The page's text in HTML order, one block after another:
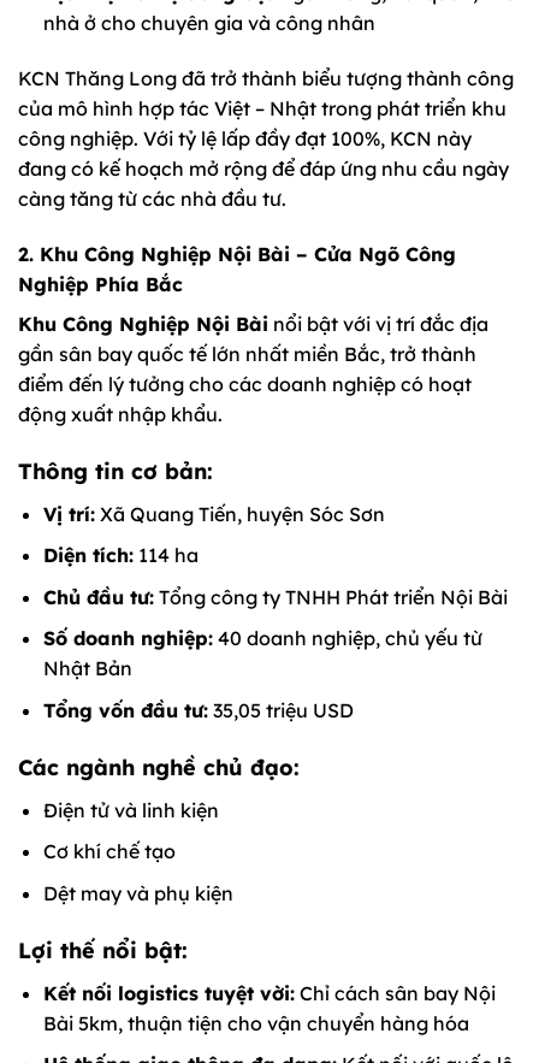
nhà ở cho chuyên gia và công nhân
KCN Thăng Long đã trở thành biểu tượng thành công
của mô hình hợp tác Việt – Nhật trong phát triển khu
công nghiệp. Với tỷ lệ lấp đầy đạt 100%, KCN này
đang có kế hoạch mở rộng để đáp ứng nhu cầu ngày
càng tăng từ các nhà đầu tư.
2. Khu Công Nghiệp Nội Bài – Cửa Ngõ Công
Nghiệp Phía Bắc
Khu Công Nghiệp Nội Bài nổi bật với vị trí đắc địa
gần sân bay quốc tế lớn nhất miền Bắc, trở thành
điểm đến lý tưởng cho các doanh nghiệp có hoạt
động xuất nhập khẩu.
Thông tin cơ bản:
Vị trí:Xã Quang Tiến, huyện Sóc Sơn
Diện tích:114 ha
Chủ đầu tư:Tổng công ty TNHH Phát triển Nội Bài
Số doanh nghiệp:40 doanh nghiệp, chủ yếu từ
Nhật Bản
Tổng vốn đầu tư:35,05 triệu USD
Các ngành nghề chủ đạo:
Điện tử và linh kiện
Cơ khí chế tạo
Dệt may và phụ kiện
Lợi thế nổi bật:
Kết nối logistics tuyệt vời:Chỉ cách sân bay Nội
Bài 5km, thuận tiện cho vận chuyển hàng hóa